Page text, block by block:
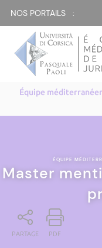
NOS PORTAILS :
Équipe
ÉQUIPE
Master
PARTAGE PDF